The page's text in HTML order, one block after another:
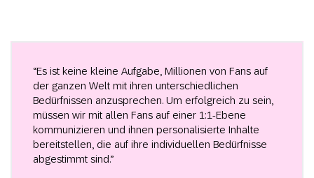
“Es ist keine kleine Aufgabe, Millionen von Fans auf
der ganzen Welt mit ihren unterschiedlichen
Bedürfnissen anzusprechen. Um erfolgreich zu sein,
müssen wir mit allen Fans auf einer 1:1-Ebene
kommunizieren und ihnen personalisierte Inhalte
bereitstellen, die auf ihre individuellen Bedürfnisse
abgestimmt sind.”